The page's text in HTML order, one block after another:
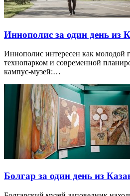
Иннополис за один день из
Иннополис интересен как молодой
технопарком и современной
кампус-музей:…
Болгар за один день из